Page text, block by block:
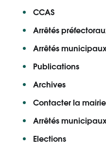
CCAS
Arrêtés
Arrêtés
Publications
Archives
Contacter la mairie
Arrêtés
Elections